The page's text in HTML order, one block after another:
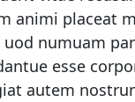
animi placeat
numuam
esse
autem